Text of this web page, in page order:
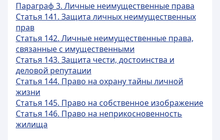
Параграф 3. Личные неимущественные права
Статья 141. Защита личных неимущественных
прав
Статья 142. Личные неимущественные права,
связанные с имущественными
Статья 143. Защита чести, достоинства и
деловой репутации
Статья 144. Право на охрану тайны личной
жизни
Статья 145. Право на собственное изображение
Статья 146. Право на неприкосновенность
жилища